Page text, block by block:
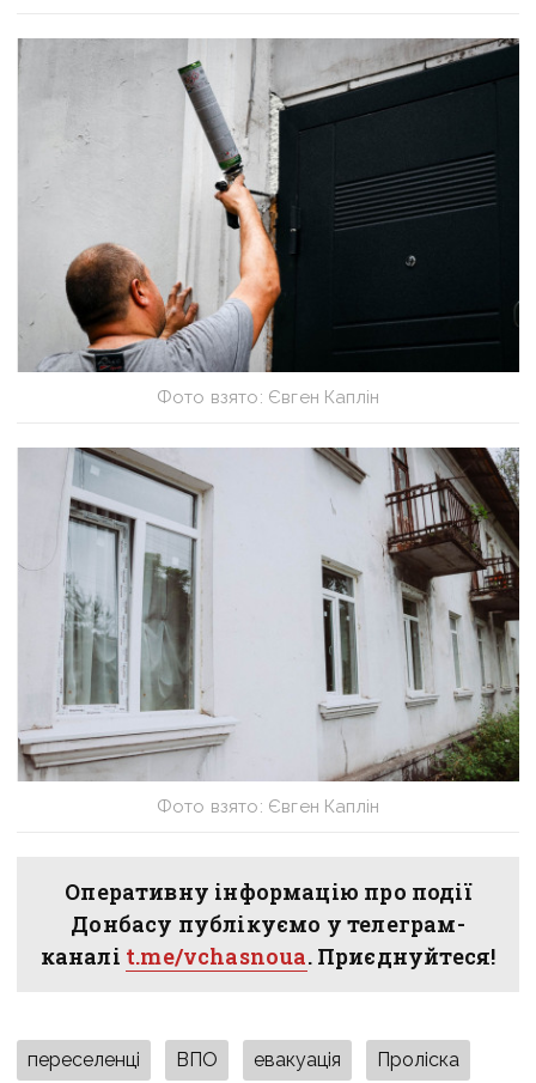
Фото взято: Євген Каплін
Фото взято: Євген Каплін
Оперативну інформацію про події
Донбасу публікуємо у телеграм-
каналі t.me/vchasnoua. Приєднуйтеся!
переселенці ВПО евакуація Проліска